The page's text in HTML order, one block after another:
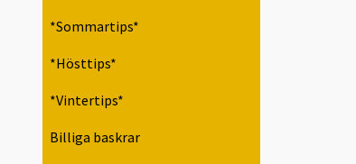
*Sommartips*
*Hösttips*
*Vintertips*
Billiga baskrar